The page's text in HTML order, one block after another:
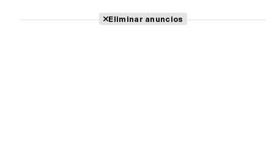
Eliminar anuncios